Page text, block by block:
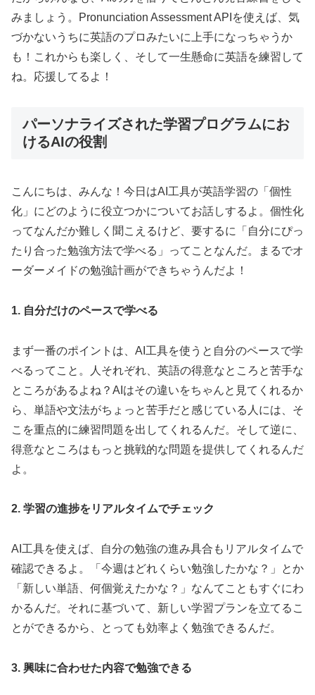
みましょう。Pronunciation Assessment APIを使えば、気
づかないうちに英語のプロみたいに上手になっちゃうか
も！これからも楽しく、そして一生懸命に英語を練習して
ね。応援してるよ！
パーソナライズされた学習プログラムにお
けるAIの役割
こんにちは、みんな！今日はAI工具が英語学習の「個性
化」にどのように役立つかについてお話しするよ。個性化
ってなんだか難しく聞こえるけど、要するに「自分にぴっ
たり合った勉強方法で学べる」ってことなんだ。まるでオ
ーダーメイドの勉強計画ができちゃうんだよ！
1. 自分だけのペースで学べる
まず一番のポイントは、AI工具を使うと自分のペースで学
べるってこと。人それぞれ、英語の得意なところと苦手な
ところがあるよね？AIはその違いをちゃんと見てくれるか
ら、単語や文法がちょっと苦手だと感じている人には、そ
こを重点的に練習問題を出してくれるんだ。そして逆に、
得意なところはもっと挑戦的な問題を提供してくれるんだ
よ。
2. 学習の進捗をリアルタイムでチェック
AI工具を使えば、自分の勉強の進み具合もリアルタイムで
確認できるよ。「今週はどれくらい勉強したかな？」とか
「新しい単語、何個覚えたかな？」なんてこともすぐにわ
かるんだ。それに基づいて、新しい学習プランを立てるこ
とができるから、とっても効率よく勉強できるんだ。
3. 興味に合わせた内容で勉強できる